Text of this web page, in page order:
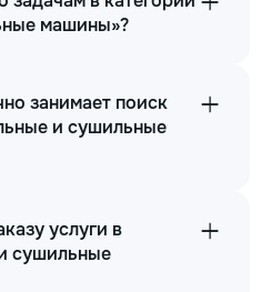
машины»?
занимает поиск
и сушильные
услуги в
сушильные